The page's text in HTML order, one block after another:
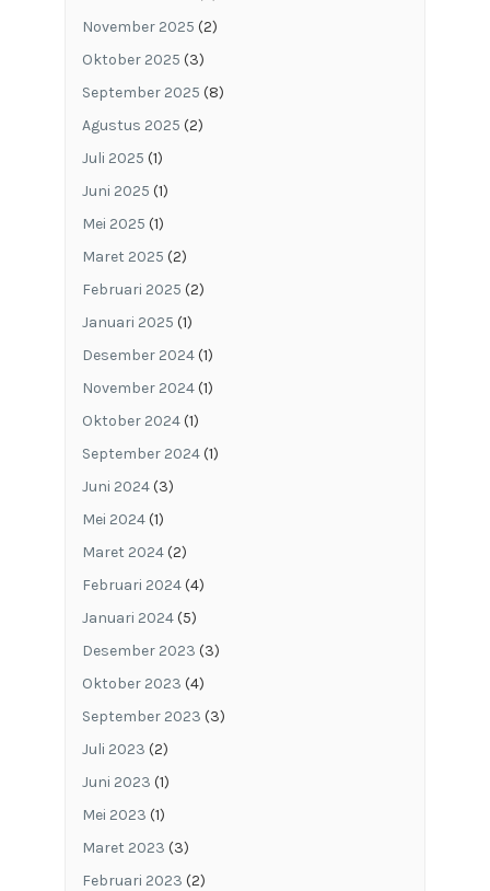
November 2025 (2)
Oktober 2025 (3)
September 2025 (8)
Agustus 2025 (2)
Juli 2025 (1)
Juni 2025 (1)
Mei 2025 (1)
Maret 2025 (2)
Februari 2025 (2)
Januari 2025 (1)
Desember 2024(1)
November 2024(1)
Oktober 2024(1)
September 2024(1)
Juni 2024(3)
Mei 2024(1)
Maret 2024(2)
Februari 2024(4)
Januari 2024(5)
Desember 2023 (3)
Oktober 2023 (4)
September 2023 (3)
Juli 2023 (2)
Juni 2023 (1)
Mei 2023 (1)
Maret 2023 (3)
Februari 2023 (2)